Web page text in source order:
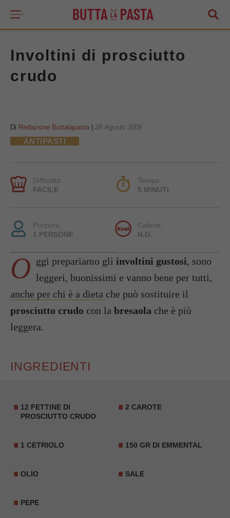
Involtini di prosciutto
crudo
Di Redazione Buttalapasta 28 Agosto 2009
ANTIPASTI
Difficoltà:
FACILE
Tempo:
5 MINUTI
Porzioni:
1 PERSONE
Calorie:
N.D.
O ggi prepariamo gli involtini gustosi, sono
leggeri, buonissimi e vanno bene per tutti,
anche per chi è a dieta che può sostituire il
prosciutto crudo con la bresaola che è più
leggera.
INGREDIENTI
12 FETTINE DI
PROSCIUTTO CRUDO
2 CAROTE
1 CETRIOLO 150 GR DI EMMENTAL
OLIO SALE
PEPE